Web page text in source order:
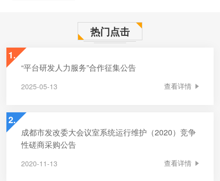
热门点击
1.
“平台研发人力服务”合作征集公告
2025-05-13 查看详情
2.
成都市发改委大会议室系统运行维护（2020）竞争
性磋商采购公告
2020-11-13 查看详情